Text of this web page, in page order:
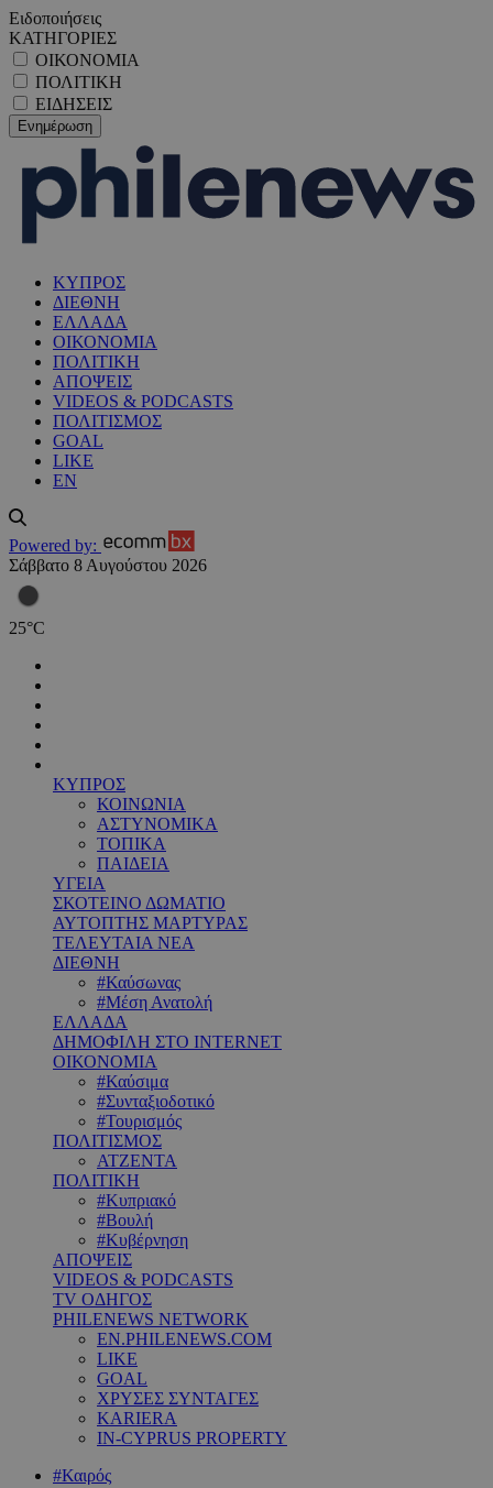
Ειδοποιήσεις
ΚΑΤΗΓΟΡΙΕΣ
ΟΙΚΟΝΟΜΙΑ
ΠΟΛΙΤΙΚΗ
ΕΙΔΗΣΕΙΣ
ΚΥΠΡΟΣ
ΔΙΕΘΝΗ
ΕΛΛΑΔΑ
ΟΙΚΟΝΟΜΙΑ
ΠΟΛΙΤΙΚΗ
ΑΠΟΨΕΙΣ
VIDEOS & PODCASTS
ΠΟΛΙΤΙΣΜΟΣ
GOAL
LIKE
EN
Powered by:
Σάββατο 8 Αυγούστου 2026
25°C
ΚΥΠΡΟΣ
ΚΟΙΝΩΝΙΑ
ΑΣΤΥΝΟΜΙΚΑ
ΤΟΠΙΚΑ
ΠΑΙΔΕΙΑ
ΥΓΕΙΑ
ΣΚΟΤΕΙΝΟ ΔΩΜΑΤΙΟ
ΑΥΤΟΠΤΗΣ ΜΑΡΤΥΡΑΣ
ΤΕΛΕΥΤΑΙΑ ΝΕΑ
ΔΙΕΘΝΗ
#Καύσωνας
#Μέση Ανατολή
ΕΛΛΑΔΑ
ΔΗΜΟΦΙΛΗ ΣΤΟ INTERNET
ΟΙΚΟΝΟΜΙΑ
#Καύσιμα
#Συνταξιοδοτικό
#Τουρισμός
ΠΟΛΙΤΙΣΜΟΣ
ΑΤΖΕΝΤΑ
ΠΟΛΙΤΙΚΗ
#Κυπριακό
#Βουλή
#Κυβέρνηση
ΑΠΟΨΕΙΣ
VIDEOS & PODCASTS
TV ΟΔΗΓΟΣ
PHILENEWS NETWORK
EN.PHILENEWS.COM
LIKE
GOAL
ΧΡΥΣΕΣ ΣΥΝΤΑΓΕΣ
KARIERA
IN-CYPRUS PROPERTY
#Καιρός